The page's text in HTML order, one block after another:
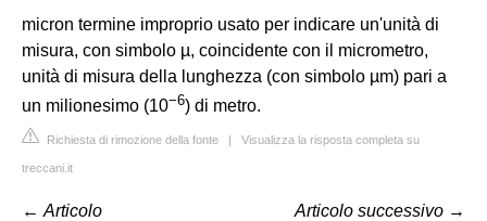
micron termine improprio usato per indicare un'unità di
misura, con simbolo µ, coincidente con il micrometro,
unità di misura della lunghezza (con simbolo µm) pari a
un milionesimo (10−6) di metro.
Richiesta di rimozione della fonte | Visualizza la risposta completa su
treccani.it
← Articolo
Articolo successivo →